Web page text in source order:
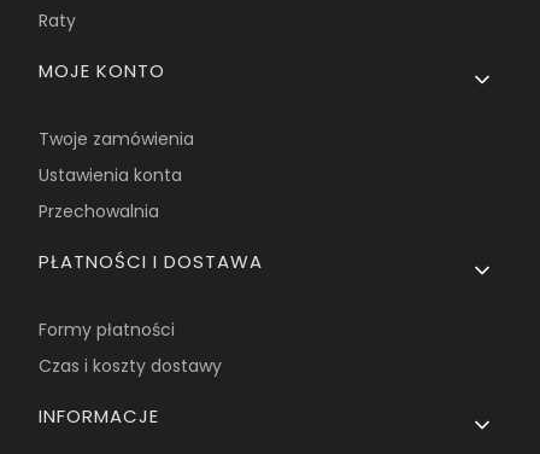
Raty
MOJE KONTO
Twoje zamówienia
Ustawienia konta
Przechowalnia
PŁATNOŚCI I DOSTAWA
Formy płatności
Czas i koszty dostawy
INFORMACJE